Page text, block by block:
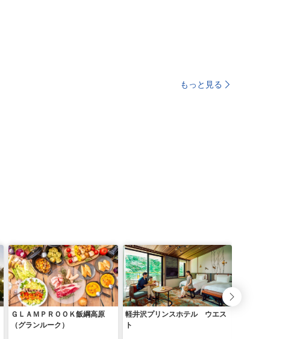
もっと見る
ＧＬＡＭＰＲＯＯＫ飯綱高原
（グランルーク）
軽井沢プリンスホテル ウエス
ト